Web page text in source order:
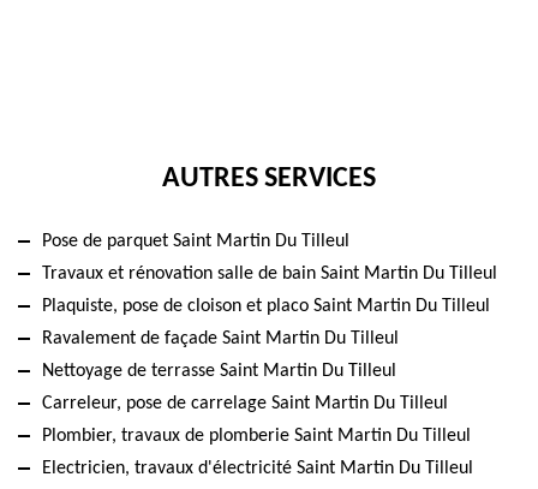
AUTRES SERVICES
Pose de parquet Saint Martin Du Tilleul
Travaux et rénovation salle de bain Saint Martin Du Tilleul
Plaquiste, pose de cloison et placo Saint Martin Du Tilleul
Ravalement de façade Saint Martin Du Tilleul
Nettoyage de terrasse Saint Martin Du Tilleul
Carreleur, pose de carrelage Saint Martin Du Tilleul
Plombier, travaux de plomberie Saint Martin Du Tilleul
Electricien, travaux d'électricité Saint Martin Du Tilleul